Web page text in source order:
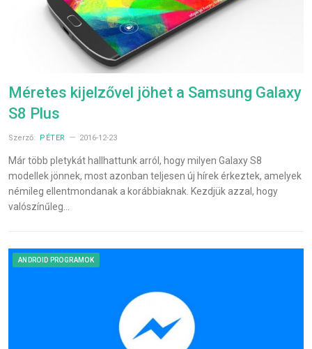
Méretes kijelzővel jöhet a Samsung Galaxy
S8 Plus
Szerző: PÉTER 2016-12-23
Már több pletykát hallhattunk arról, hogy milyen Galaxy S8
modellek jönnek, most azonban teljesen új hírek érkeztek, amelyek
némileg ellentmondanak a korábbiaknak. Kezdjük azzal, hogy
valószínűleg…
ANDROID PROGRAMOK